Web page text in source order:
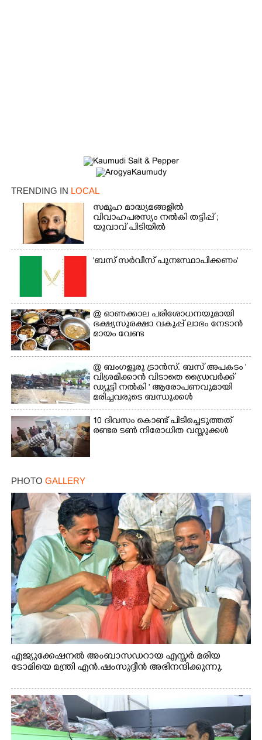
TRENDING IN LOCAL
സമൂഹ മാദ്ധ്യമങ്ങളിൽ
വിവാഹപരസ്യം നൽകി തട്ടിപ്പ് ;
യുവാവ് പിടിയിൽ
'ബസ് സർവീസ് പുനഃസ്ഥാപിക്കണം'
@​​​​​​​ ഓണക്കാല പരിശോധനയുമായി
ഭക്ഷ്യസുരക്ഷാ വകുപ്പ് ലാഭം നേടാൻ
മായം വേണ്ട
@ ബംഗളൂരു ട്രാൻസ്. ബസ് അപകടം '
വി​ശ്ര​മിക്കാൻ വിടാതെ ഡ്രൈ​വ​ർ​ക്ക്
ഡ്യൂട്ടി നൽകി ' ആരോപണവുമായി
മരിച്ചവരുടെ ബന്ധുക്കൾ
10 ദിവസം കൊണ്ട് പിടിച്ചെടുത്തത്
രണ്ടര ടൺ നിരോധിത വസ്തുക്കൾ
PHOTO GALLERY
എജ്യുക്കേഷനൽ അംബാസഡറായ എസ്തർ മരിയ
ടോമിയെ മന്ത്രി എൻ.ഷംസുദ്ദീൻ അഭിനന്ദിക്കുന്നു.